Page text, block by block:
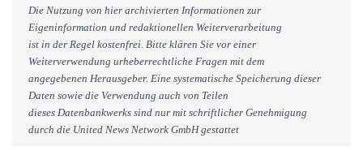
Die Nutzung von hier archivierten Informationen zur
Eigeninformation und redaktionellen Weiterverarbeitung
ist in der Regel kostenfrei. Bitte klären Sie vor einer
Weiterverwendung urheberrechtliche Fragen mit dem
angegebenen Herausgeber. Eine systematische Speicherung dieser
Daten sowie die Verwendung auch von Teilen
dieses Datenbankwerks sind nur mit schriftlicher Genehmigung
durch die United News Network GmbH gestattet